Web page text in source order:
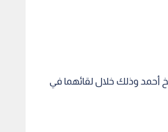
أحمد وذلك خلال لقائهما في